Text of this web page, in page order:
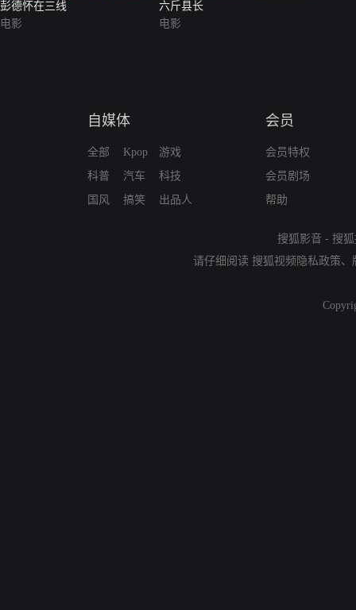
彭德怀在三线
电影
六斤县长
电影
自媒体
全部
科普
国风
Kpop
汽车
搞笑
游戏
科技
出品人
会员
会员特权
会员剧场
帮助
搜狐影音 - 搜
请仔细阅读 搜狐视频隐私政策、